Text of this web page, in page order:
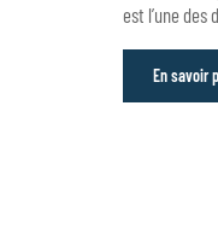
est l’une
En savoir